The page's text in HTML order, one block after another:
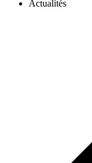
Actualités